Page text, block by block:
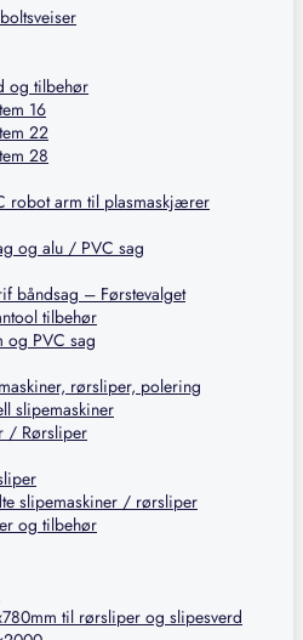
og tilbehør
16
22
28
robot arm til plasmaskjærer
og alu / PVC sag
båndsag – Førstevalget
tilbehør
og PVC sag
rørsliper, polering
slipemaskiner
/ Rørsliper
slipemaskiner / rørsliper
og tilbehør
til rørsliper og slipesverd